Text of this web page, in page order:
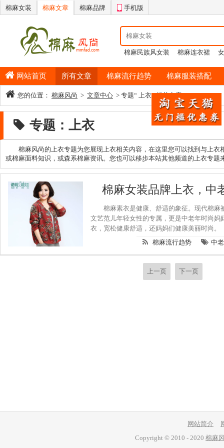
棉麻女装 棉麻文章 棉麻品牌 手机版
棉麻民族风女装 棉麻连衣裙
网站首页 所有文章 棉麻流行趋势 棉麻服装搭配
您的位置： 棉麻风尚 > 文章中心 > 专题“ 上衣 ”相关文章
专题：上衣
棉麻风尚的上衣专题为您展现上衣相关内容，在这里您可以找到与上衣
或棉麻面料知识，或森系棉麻资讯。您也可以移步本站其他频道的上衣专题
棉麻女装品牌上衣，中
棉麻素衣是健康、舒适的象征。现代棉
文艺范儿年轻女性的专属，更是中老年时尚
衣，宽松健康舒适，还妈妈们健康美丽时尚。
棉麻流行趋势
中
上一页 下一页
网站简介
Copyright © 2010 - 2020 棉麻